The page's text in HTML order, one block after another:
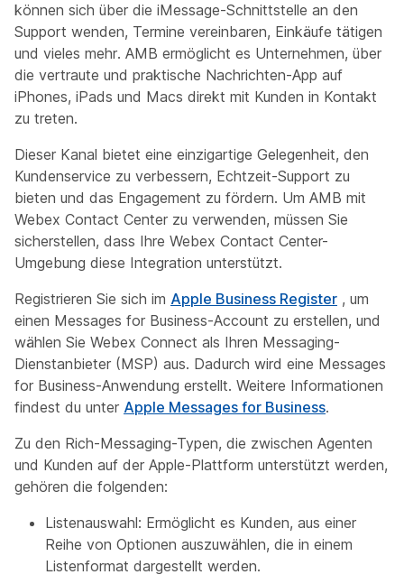
können sich über die iMessage-Schnittstelle an den
Support wenden, Termine vereinbaren, Einkäufe tätigen
und vieles mehr. AMB ermöglicht es Unternehmen, über
die vertraute und praktische Nachrichten-App auf
iPhones, iPads und Macs direkt mit Kunden in Kontakt
zu treten.
Dieser Kanal bietet eine einzigartige Gelegenheit, den
Kundenservice zu verbessern, Echtzeit-Support zu
bieten und das Engagement zu fördern. Um AMB mit
Webex Contact Center zu verwenden, müssen Sie
sicherstellen, dass Ihre Webex Contact Center-
Umgebung diese Integration unterstützt.
Registrieren Sie sich im Apple Business Register , um
einen Messages for Business-Account zu erstellen, und
wählen Sie Webex Connect als Ihren Messaging-
Dienstanbieter (MSP) aus. Dadurch wird eine Messages
for Business-Anwendung erstellt. Weitere Informationen
findest du unter Apple Messages for Business.
Zu den Rich-Messaging-Typen, die zwischen Agenten
und Kunden auf der Apple-Plattform unterstützt werden,
gehören die folgenden:
Listenauswahl: Ermöglicht es Kunden, aus einer
Reihe von Optionen auszuwählen, die in einem
Listenformat dargestellt werden.